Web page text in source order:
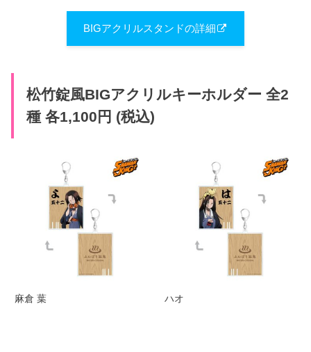
BIGアクリルスタンドの詳細
松竹錠風BIGアクリルキーホルダー 全2
種 各1,100円 (税込)
麻倉 葉 ハオ